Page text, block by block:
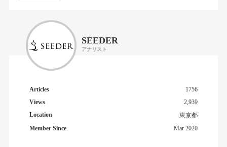
SEEDER
アナリスト
Articles
1756
Views
2,939
Location
東京都
Member Since
Mar 2020